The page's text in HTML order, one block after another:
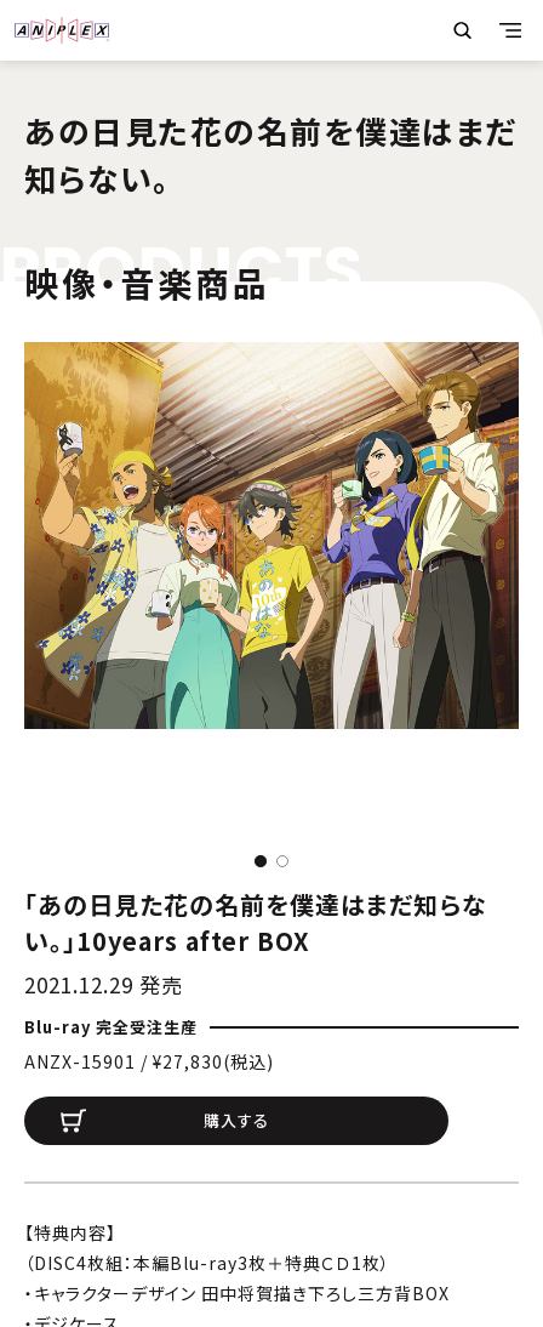
あの日見た花の名前を僕達はまだ
知らない。
PRODUC
映像・音楽商品
「あの日見た花の名前を僕達はまだ知らな
い。」10years after BOX
2021.12.29 発売
Blu-ray 完全受注生産
ANZX-15901 / ¥27,830(税込)
購入する
【特典内容】
（DISC4枚組：本編Blu-ray3枚＋特典ＣＤ1枚）
・キャラクターデザイン 田中将賀描き下ろし三方背BOX